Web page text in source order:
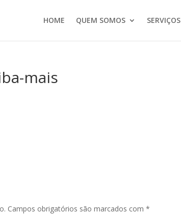
HOME QUEM SOMOS SERVIÇOS
mais
Campos obrigatórios são marcados com*